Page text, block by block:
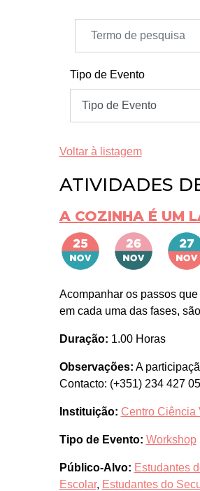
Tipo de Evento
Voltar à listagem
ATIVIDADES
A COZINHA É UM
Acompanhar os passos
em cada uma das fases,
Duração: 1.00 Horas
Observações: A
Contacto: (+351) 234 427
Instituição: Centro Ciência
Tipo de Evento: Workshop
Público-Alvo: Estudantes
Escolar, Estudantes do